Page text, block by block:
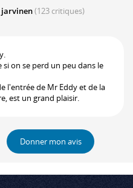
(123 critiques)
on se perd un peu dans le
l'entrée de Mr Eddy et de la
est un grand plaisir.
Donner mon avis